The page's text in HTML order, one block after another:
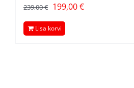
239,00€ Algne
hind
oli:
199,00€Current
Lisa korvi